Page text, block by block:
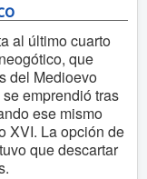
al último cuarto
que
del Medioevo
emprendió tras
ese mismo
XVI. La opción de
que descartar